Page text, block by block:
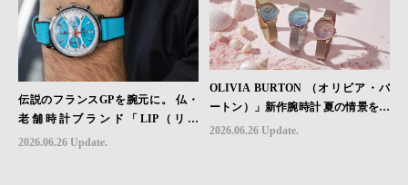
伝説のフランスGPを腕元に。 仏・
老舗時計ブランド「LIP（リッ
プ）」、世界限定1,906本のクロノグ
2026.06.26 Update.
OLIVIA BURTON （オリビア・バ
ートン）」新作腕時計 夏の情景を映
す「Azure Collection」発売
2026.06.26 Update.